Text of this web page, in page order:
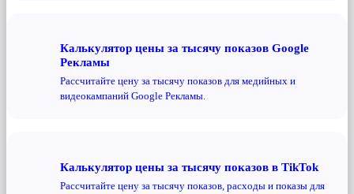
Калькулятор цены за тысячу показов Google
Рекламы
Рассчитайте цену за тысячу показов для медийных и
видеокампаний Google Рекламы.
Калькулятор цены за тысячу показов в TikTok
Рассчитайте цену за тысячу показов, расходы и показы для